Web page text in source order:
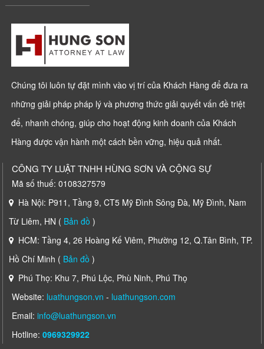
Chúng tôi luôn tự đặt mình vào vị trí của Khách Hàng để đưa ra
những giải pháp pháp lý và phương thức giải quyết vấn đề triệt
để, nhanh chóng, giúp cho hoạt động kinh doanh của Khách
Hàng được vận hành một cách bền vững, hiệu quả nhất.
CÔNG TY LUẬT TNHH HÙNG SƠN VÀ CỘNG SỰ
Mã số thuế: 0108327579
Hà Nội: P911, Tầng 9, CT5 Mỹ Đình Sông Đà, Mỹ Đình, Nam
Từ Liêm, HN ( Bản đồ )
HCM: Tầng 4, 26 Hoàng Kế Viêm, Phường 12, Q.Tân Bình, TP.
Hồ Chí Minh ( Bản đồ )
Phú Thọ: Khu 7, Phú Lộc, Phù Ninh, Phú Thọ
Website: luathungson.vn - luathungson.com
Email:info@luathungson.vn
Hotline:0969329922